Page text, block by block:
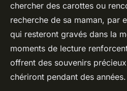
chercher des carottes ou
recherche de sa maman, par
qui resteront gravés dans la
moments de lecture
offrent des souvenirs
chériront pendant des années.